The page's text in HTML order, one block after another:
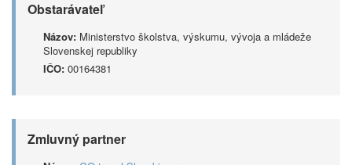
Obstarávateľ
Názov: Ministerstvo školstva, výskumu, vývoja a mládeže
Slovenskej republiky
IČO: 00164381
Zmluvný partner